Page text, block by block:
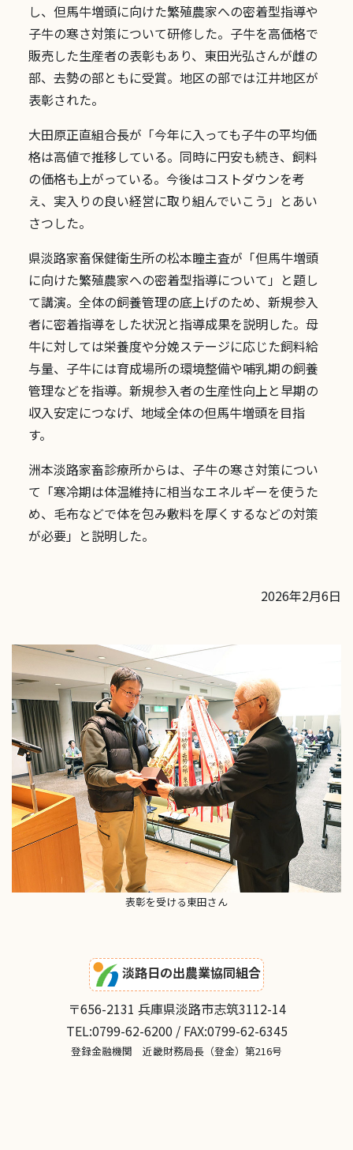
し、但馬牛増頭に向けた繁殖農家への密着型指導や
子牛の寒さ対策について研修した。子牛を高価格で
販売した生産者の表彰もあり、東田光弘さんが雌の
部、去勢の部ともに受賞。地区の部では江井地区が
表彰された。
大田原正直組合長が「今年に入っても子牛の平均価
格は高値で推移している。同時に円安も続き、飼料
の価格も上がっている。今後はコストダウンを考
え、実入りの良い経営に取り組んでいこう」とあい
さつした。
県淡路家畜保健衛生所の松本瞳主査が「但馬牛増頭
に向けた繁殖農家への密着型指導について」と題し
て講演。全体の飼養管理の底上げのため、新規参入
者に密着指導をした状況と指導成果を説明した。母
牛に対しては栄養度や分娩ステージに応じた飼料給
与量、子牛には育成場所の環境整備や哺乳期の飼養
管理などを指導。新規参入者の生産性向上と早期の
収入安定につなげ、地域全体の但馬牛増頭を目指
す。
洲本淡路家畜診療所からは、子牛の寒さ対策につい
て「寒冷期は体温維持に相当なエネルギーを使うた
め、毛布などで体を包み敷料を厚くするなどの対策
が必要」と説明した。
2026年2月6日
表彰を受ける東田さん
淡路日の出農業協同組合
〒656-2131 兵庫県淡路市志筑3112-14
TEL:0799-62-6200 / FAX:0799-62-6345
登録金融機関 近畿財務局長（登金）第216号